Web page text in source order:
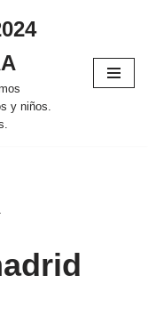
y niños.